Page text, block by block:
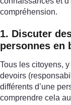
compréhension.
1. Discuter
personnes en
Tous les citoyens,
devoirs
différents d’une
comprendre cela